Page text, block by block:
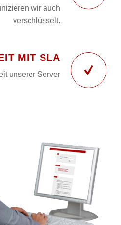
wir auch
verschlüsselt.
MIT SLA
unserer Server